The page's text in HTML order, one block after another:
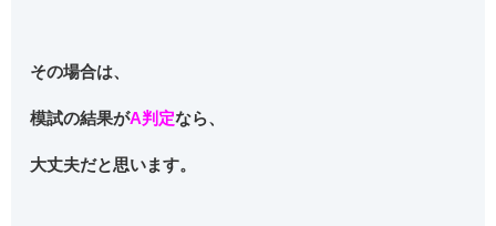
その場合は、
模試の結果がA判定なら、
大丈夫だと思います。